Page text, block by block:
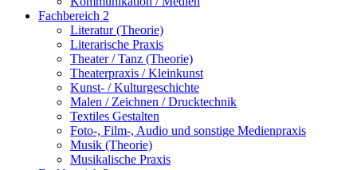
Fachbereich 2
Literatur (Theorie)
Literarische Praxis
Theater / Tanz (Theorie)
Theaterpraxis / Kleinkunst
Kunst- / Kulturgeschichte
Malen / Zeichnen / Drucktechnik
Textiles Gestalten
Foto-, Film-, Audio und sonstige Medienpraxis
Musik (Theorie)
Musikalische Praxis